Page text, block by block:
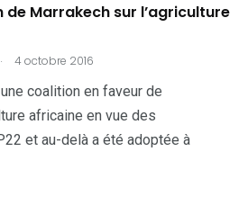
Marrakech sur l’agriculture
. 4 octobre 2016
coalition en faveur de
africaine en vue des
et au-delà a été adoptée à